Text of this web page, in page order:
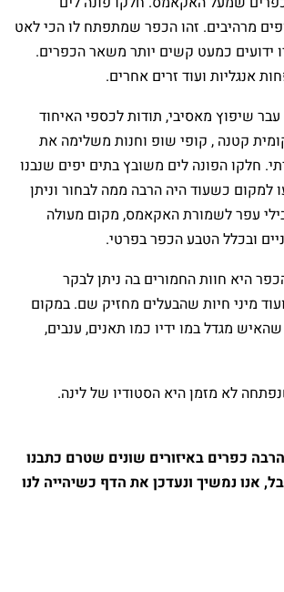
מרהיבים. זהו הכפר שמתפתח לו הכי לאט
ידועים כמעט קשים יותר משאר הכפרים.
שיפוץ מאסיבי, תודות לכספי האיחוד
קטנה , קופי שופ וחנות משלימה את
חלקו הפונה לים משובץ בתים יפים שנבנו
למקום כשעוד היה הרבה ממה לבחור וניתן
עפר לשמורת האקאמס, מקום מעולה
ובכלל הטבע הכפר בפרטי.
היא חוות החמורים בה ניתן לבקר
מיני חיות שהבעלים מחזיק שם. במקום
שהאיש מגדל במו ידיו כמו תאנים, ענבים,
לא מזמן היא הסטודיו של לינה.
כפרים באיזורים שונים שטרם כתבנו
אנו נמשיך ונעדכן את הדף כשיהייה לנו